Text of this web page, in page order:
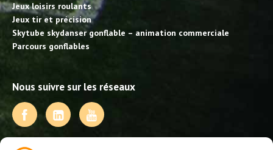
Jeux loisirs roulants
Jeux tir et précision
Skytube skydanser gonflable – animation commerciale
Parcours gonflables
Nous suivre sur les réseaux
NOS PRESTATIONS